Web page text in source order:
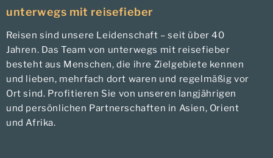
unterwegs mit reisefieber
Reisen sind unsere Leidenschaft – seit über 40
Jahren. Das Team von unterwegs mit reisefieber
besteht aus Menschen, die ihre Zielgebiete kennen
und lieben, mehrfach dort waren und regelmäßig vor
Ort sind. Profitieren Sie von unseren langjährigen
und persönlichen Partnerschaften in Asien, Orient
und Afrika.